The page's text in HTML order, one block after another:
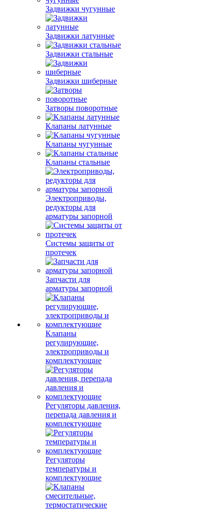
Задвижки чугунные
Задвижки латунные
Задвижки стальные
Задвижки шиберные
Затворы поворотные
Клапаны латунные
Клапаны чугунные
Клапаны стальные
Электроприводы,
редукторы для
арматуры запорной
Системы защиты от
протечек
Запчасти для
арматуры запорной
Клапаны
регулирующие,
электроприводы и
комплектующие
Регуляторы давления,
перепада давления и
комплектующие
Регуляторы
температуры и
комплектующие